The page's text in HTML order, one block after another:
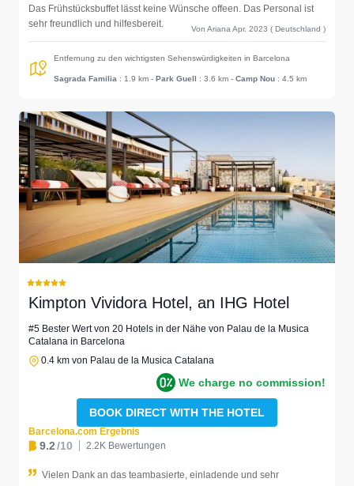
Das Frühstücksbuffet lässt keine Wünsche offeen. Das Personal ist
sehr freundlich und hilfesbereit.
Von Ariana Apr. 2023 ( Deutschland )
Entfernung zu den wichtigsten Sehenswürdigkeiten in Barcelona
Sagrada Familia : 1.9 km - Park Guell : 3.6 km - Camp Nou : 4.5 km
Kimpton Vividora Hotel, an IHG Hotel
#5 Bester Wert von 20 Hotels in der Nähe von Palau de la Musica
Catalana in Barcelona
0.4 km von Palau de la Musica Catalana
We charge no commission!
BOOK DIRECT WITH THE HOTEL
Barcelona.com Ergebnis
9.2/10 2.2K Bewertungen
Vielen Dank an das teambasierte, einladende und sehr